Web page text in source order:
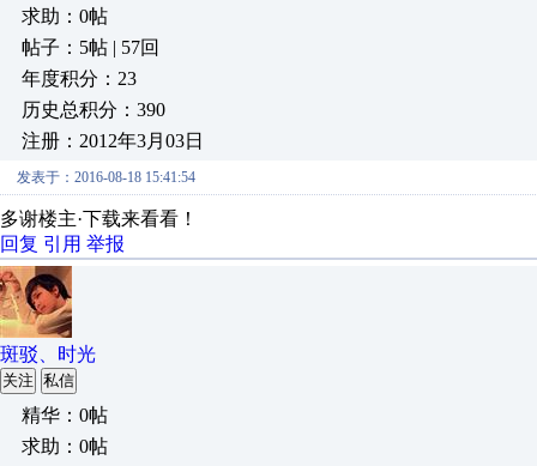
求助：0帖
帖子：5帖 | 57回
年度积分：23
历史总积分：390
注册：2012年3月03日
发表于：2016-08-18 15:41:54
多谢楼主·下载来看看！
回复 引用 举报
斑驳、时光
关注 私信
精华：0帖
求助：0帖